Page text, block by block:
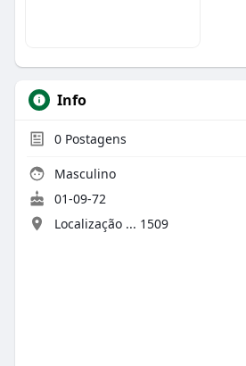
Info
0Postagens
Masculino
01-09-72
Localização ... 1509